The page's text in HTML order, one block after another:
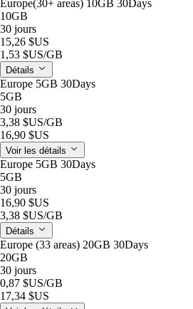
Europe(30+ areas) 10GB 30Days
10GB
30 jours
15,26 $US
1,53 $US/GB
Détails
Europe 5GB 30Days
5GB
30 jours
3,38 $US/GB
16,90 $US
Voir les détails
Europe 5GB 30Days
5GB
30 jours
16,90 $US
3,38 $US/GB
Détails
Europe (33 areas) 20GB 30Days
20GB
30 jours
0,87 $US/GB
17,34 $US